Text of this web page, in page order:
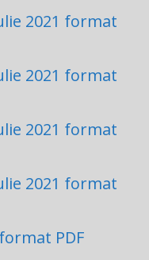
2021 format
2021 format
2021 format
2021 format
PDF